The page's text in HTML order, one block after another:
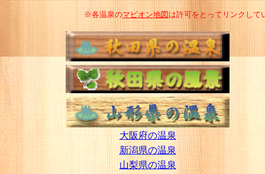
※各温泉のマピオン地図 は許可をとってリンクして
大阪府の温泉
新潟県の温泉
山梨県の温泉